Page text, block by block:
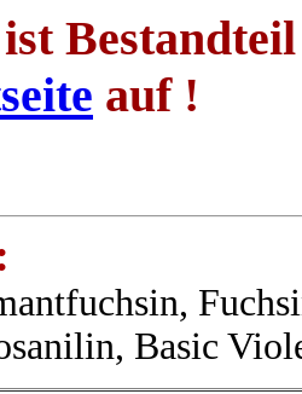
ist
auf !
Basic